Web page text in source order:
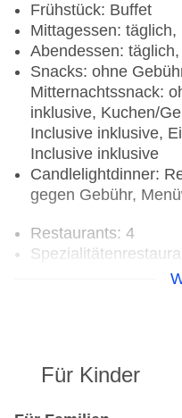
Frühstück: Buffet
Mittagessen: täglich,
Abendessen:
Snacks: ohne
Mitternachtssnack:
inklusive, Kuchen/
Inclusive inklusive,
Inclusive inklusive
Candlelightdinner:
gegen Gebühr,
Restaurants: 4
asiatisch, japanisch,
Reservierung
Für Kinder